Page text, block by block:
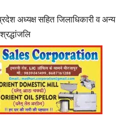
अध्यक्ष सहित जिलाधिकारी व अन्य